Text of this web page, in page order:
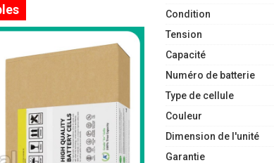
Condition
Tension
Capacité
Numéro de batterie
Type de cellule
Couleur
Dimension de l'unité
Garantie